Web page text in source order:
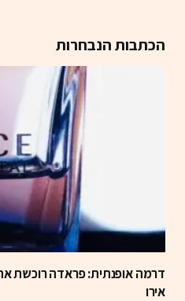
הכתבות הנבחרות
אירו